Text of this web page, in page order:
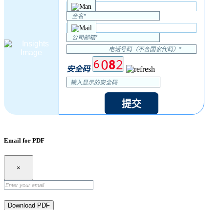
安全码
提交
Email for PDF
×
Download PDF